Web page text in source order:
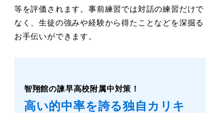
等を評価されます。事前練習では対話の練習だけで
なく、生徒の強みや経験から得たことなどを深掘る
お手伝いができます。
智翔館の諫早高校附属中対策！
高い的中率を誇る独自カリキ